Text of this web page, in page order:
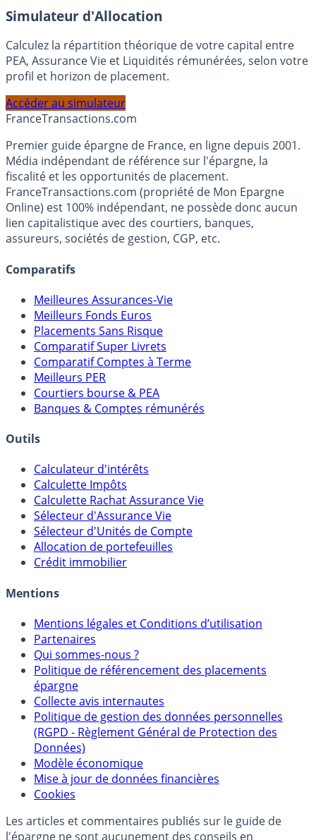
En savoir plus
Simulateur d'Allocation
Calculez la répartition théorique de votre capital entre
profil et horizon de placement.
FranceTransactions.com
Premier guide épargne de France, en ligne depuis 2001.
Média indépendant de référence sur l'épargne, la
fiscalité et les opportunités de placement.
FranceTransactions.com (propriété de Mon Epargne
Online) est 100% indépendant, ne possède donc aucun
assureurs, sociétés de gestion, CGP, etc.
Comparatifs
Meilleures Assurances-Vie
Meilleurs Fonds Euros
Placements Sans Risque
Comparatif Super Livrets
Comparatif Comptes à Terme
Meilleurs PER
Banques & Comptes rémunérés
Outils
Calculateur d'intérêts
Calculette Impôts
Calculette Rachat Assurance Vie
Sélecteur d'Assurance Vie
Sélecteur d'Unités de Compte
Crédit immobilier
Mentions
Mentions légales et Conditions d’utilisation
Partenaires
Qui sommes-nous ?
Politique de référencement des placements
épargne
Collecte avis internautes
Politique de gestion des données personnelles
(RGPD - Règlement Général de Protection des
Données)
Modèle économique
Cookies